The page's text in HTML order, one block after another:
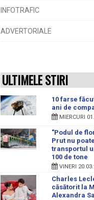
INFOTRAFIC
ADVERTORIALE
ULTIMELE STIRI
10 farse
ani de
MIERCURI
"Podul de
Prut nu
transportul
100 de tone
VINERI
Charles
căsătorit la
Alexandra